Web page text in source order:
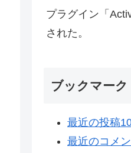
プラグイン「
された。
ブックマーク
最近の投稿
最近のコメ